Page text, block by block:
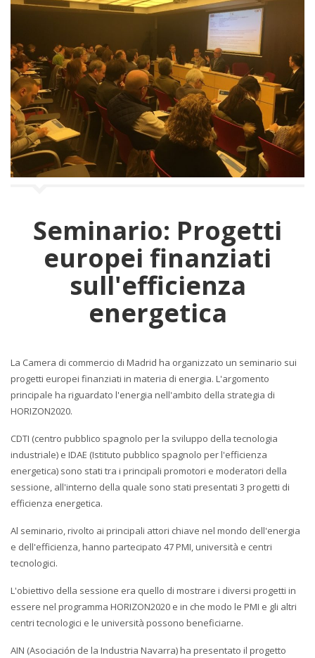
n
i
g
a
z
i
o
n
Seminario: Progetti
europei finanziati
sull'efficienza
energetica
La Camera di commercio di Madrid ha organizzato un seminario sui
progetti europei finanziati in materia di energia. L'argomento
principale ha riguardato l'energia nell'ambito della strategia di
HORIZON2020.
CDTI (centro pubblico spagnolo per la sviluppo della tecnologia
industriale) e IDAE (Istituto pubblico spagnolo per l'efficienza
energetica) sono stati tra i principali promotori e moderatori della
sessione, all'interno della quale sono stati presentati 3 progetti di
efficienza energetica.
Al seminario, rivolto ai principali attori chiave nel mondo dell'energia
e dell'efficienza, hanno partecipato 47 PMI, università e centri
tecnologici.
L'obiettivo della sessione era quello di mostrare i diversi progetti in
essere nel programma HORIZON2020 e in che modo le PMI e gli altri
centri tecnologici e le università possono beneficiarne.
AIN (Asociación de la Industria Navarra) ha presentato il progetto